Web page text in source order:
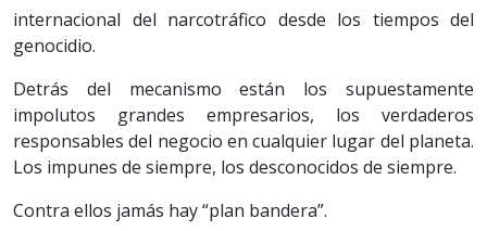
internacional del narcotráfico desde los tiempos del
genocidio.
Detrás del mecanismo están los supuestamente
impolutos grandes empresarios, los verdaderos
responsables del negocio en cualquier lugar del planeta.
Los impunes de siempre, los desconocidos de siempre.
Contra ellos jamás hay “plan bandera”.